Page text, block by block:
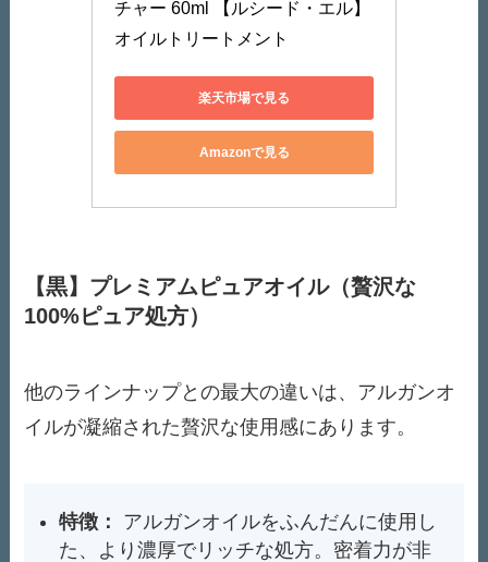
チャー 60ml 【ルシード・エル】
オイルトリートメント
楽天市場で見る
Amazonで見る
【黒】プレミアムピュアオイル（贅沢な
100%ピュア処方）
他のラインナップとの最大の違いは、アルガンオ
イルが凝縮された贅沢な使用感にあります。
特徴：
アルガンオイルをふんだんに使用し
た、より濃厚でリッチな処方。密着力が非